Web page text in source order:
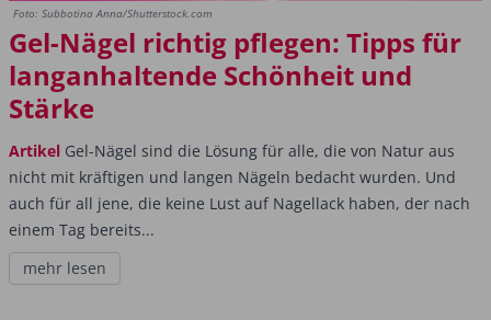
Foto: Subbotina Anna/Shutterstock.com
Gel-Nägel richtig pflegen: Tipps für
langanhaltende Schönheit und
Stärke
Artikel Gel-Nägel sind die Lösung für alle, die von Natur aus
nicht mit kräftigen und langen Nägeln bedacht wurden. Und
auch für all jene, die keine Lust auf Nagellack haben, der nach
einem Tag bereits...
mehr lesen